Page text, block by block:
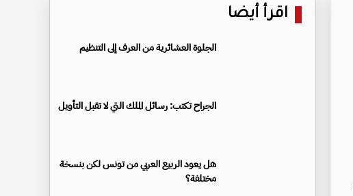
اقرأ أيضا
الجلوة العشائرية من العرف إلى التنظيم
الجراح تكتب: رسائل الملك التي لا تقبل التأويل
هل يعود الربيع العربي من تونس لكن بنسخة
مختلفة؟